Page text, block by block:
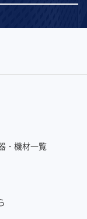
・機材一覧